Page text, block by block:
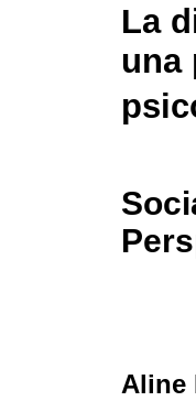
La
una
Aline